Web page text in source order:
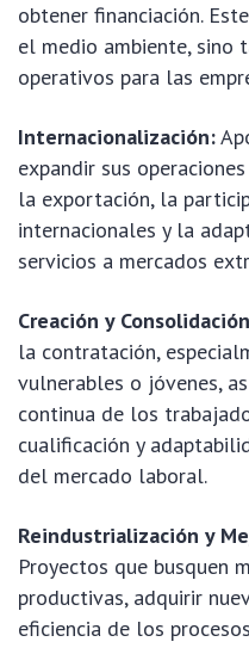
obtener financiación.
el medio ambiente, sino
operativos para las
Internacionalización:
expandir sus
la exportación, la
internacionales y la
servicios a mercados
Creación y
la contratación,
vulnerables o jóvenes,
continua de los
cualificación y
del mercado laboral.
Reindustrialización y
Proyectos que busquen
productivas, adquirir
eficiencia de los